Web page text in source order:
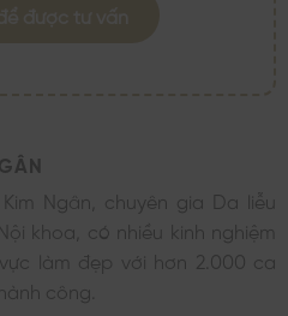
Ngân, chuyên gia Da liễu
khoa, có nhiều kinh nghiệm
làm đẹp với hơn 2.000 ca
công.